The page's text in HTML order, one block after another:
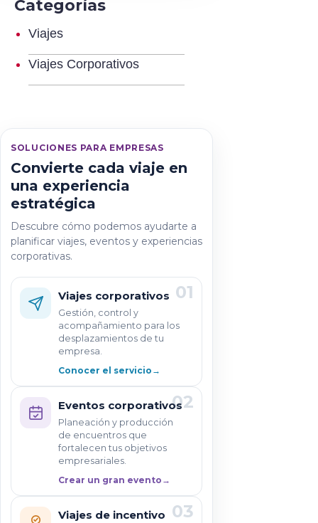
Categorías
Viajes
Viajes Corporativos
SOLUCIONES PARA EMPRESAS
Convierte cada viaje en
una experiencia
estratégica
Descubre cómo podemos ayudarte a
planificar viajes, eventos y experiencias
corporativas.
01
Viajes corporativos
Gestión, control y
acompañamiento para los
desplazamientos de tu
empresa.
Conocer el servicio →
02
Eventos corporativos
Planeación y producción
de encuentros que
fortalecen tus objetivos
empresariales.
Crear un gran evento →
03
Viajes de incentivo